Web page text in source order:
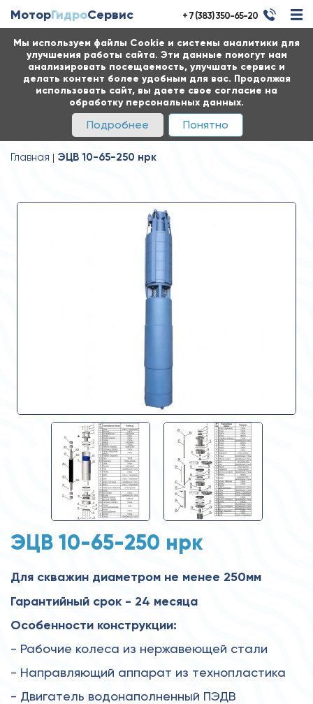
Мы используем файлы Cookie и системы аналитики для
улучшения работы сайта. Эти данные помогут нам
анализировать посещаемость, улучшать сервис и
делать контент более удобным для вас. Продолжая
использовать сайт, вы даете свое согласие на
обработку персональных данных.
Подробнее Понятно
МоторГидроСервис + 7 (383) 350-65-20
Главная ЭЦВ 10-65-250 нрк
ЭЦВ 10-65-250 нрк
Для скважин диаметром не менее 250мм
Гарантийный срок - 24 месяца
Особенности конструкции:
- Рабочие колеса из нержавеющей стали
- Направляющий аппарат из технопластика
- Двигатель водонаполненный ПЭДВ